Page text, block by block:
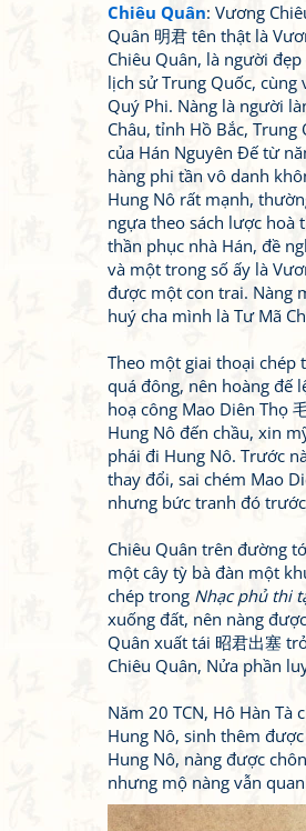
Chiêu Quân: Vương
Quân 明君 tên thật là
Chiêu Quân, là người
lịch sử Trung Quốc,
Quý Phi. Nàng là người
Châu, tỉnh Hồ Bắc, Trung
của Hán Nguyên Đế từ
hàng phi tần vô danh
Hung Nô rất mạnh,
ngựa theo sách lược hoà
thần phục nhà Hán, đề
và một trong số ấy là
được một con trai. Nàng
huý cha mình là Tư Mã
Theo một giai thoại chép
quá đông, nên hoàng đế
hoạ công Mao Diên Thọ
Hung Nô đến chầu, xin
phái đi Hung Nô. Trước
thay đổi, sai chém Mao
nhưng bức tranh đó
Chiêu Quân trên đường
một cây tỳ bà đàn một
chép trong Nhạc phủ thi
xuống đất, nên nàng
Quân xuất tái 昭君出塞
Chiêu Quân, Nửa phần
Năm 20 TCN, Hô Hàn
Hung Nô, sinh thêm
Hung Nô, nàng được
nhưng mộ nàng vẫn